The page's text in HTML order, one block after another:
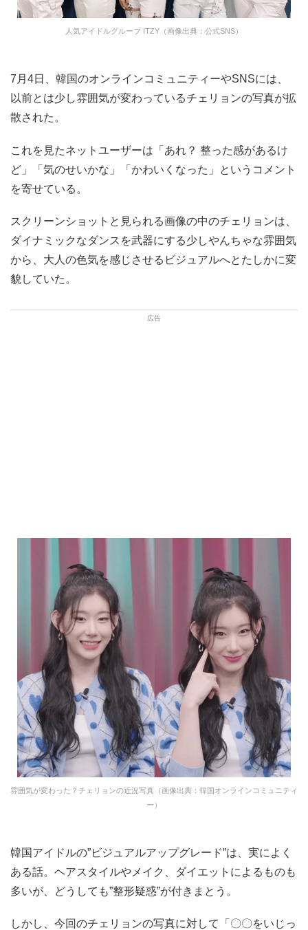
人気アイドルグループ ITZY（画像出典：公式SNS）
7月4日、韓国のオンラインコミュニティーやSNSには、
以前とは少し雰囲気が変わっているチェリョンの写真が拡
散された。
これを見たネットユーザーは「あれ？ 整った感があるけ
ど」「気のせいかな」「かわいくなった」というコメント
を寄せている。
スクリーンショットと見られる画像の中のチェリョンは、
ダイナミックなダンスを武器にする少しやんちゃな雰囲気
から、大人の色気を感じさせるビジュアルへとたしかに変
貌していた。
雰囲気が変わった？チェリョンの近況写真（画像出典：韓国オンラインコミュニティ
ー）
韓国アイドルの”ビジュアルアップグレード”は、実によく
ある話。ヘアスタイルやメイク、ダイエットによるものも
多いが、どうしても”整形疑惑”が付きまとう。
しかし、今回のチェリョンの写真に対して「〇〇をいじっ